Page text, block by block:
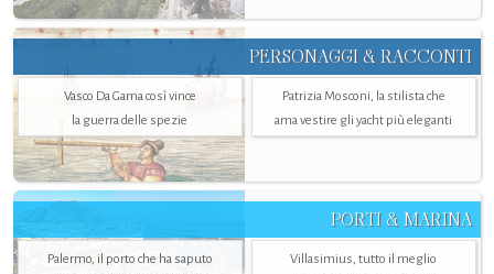
PERSONAGGI & RACCONTI
Vasco Da Gama così vince
la guerra delle spezie
Patrizia Mosconi, la stilista che
ama vestire gli yacht più eleganti
PORTI & MARINA
Palermo, il porto che ha saputo
Villasimius, tutto il meglio